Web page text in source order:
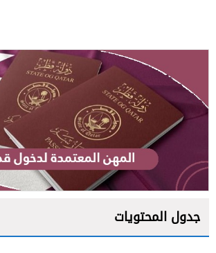
جدول المحتويات